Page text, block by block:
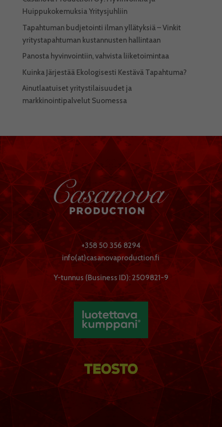
Huippukokemuksia Yritysjuhliin
Tapahtuman budjetointi ilman yllätyksiä – Vinkit
yritystapahtuman kustannusten hallintaan
Panosta hyvinvointiin, vahvista liiketoimintaa
Kuinka Järjestää Ekologisesti Kestävä Tapahtuma?
Ainutlaatuiset yritystilaisuudet ja
markkinointipalvelut Suomessa
+358 50 356 8294
info(at)casanovaproduction.fi
Y-tunnus (Business ID): 2509821-9